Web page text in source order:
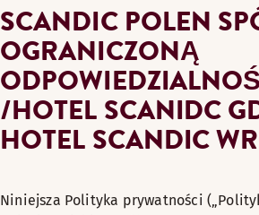
SCANDIC POLEN
OGRANICZONĄ
/HOTEL SCANIDC
HOTEL SCANDIC
Niniejsza Polityka prywatności